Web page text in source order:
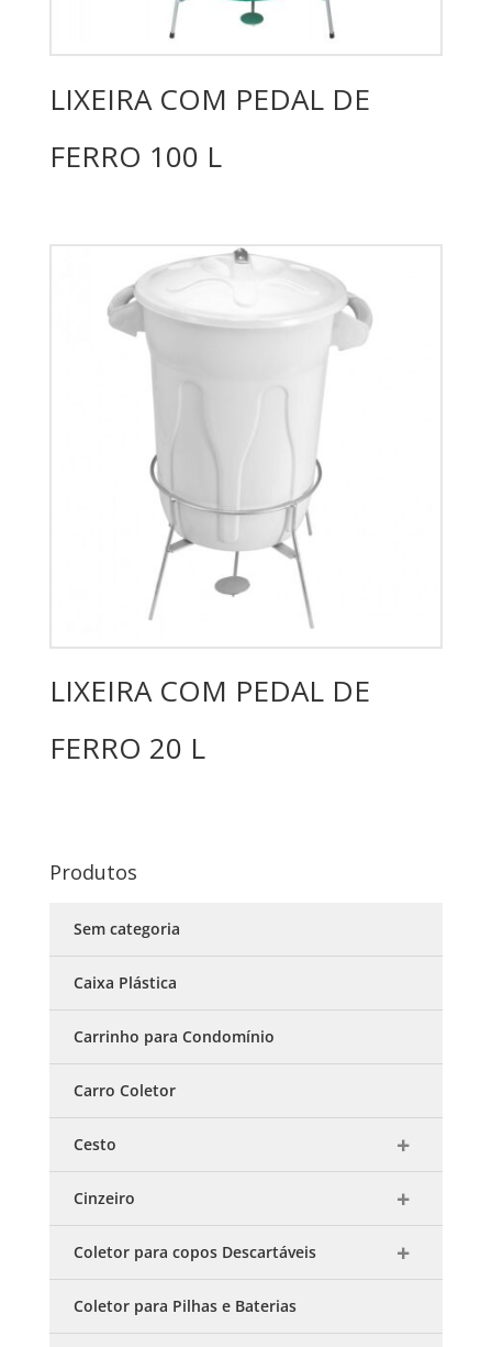
LIXEIRA COM PEDAL DE
FERRO 100 L
LIXEIRA COM PEDAL DE
FERRO 20 L
Produtos
Sem categoria
Caixa Plástica
Carrinho para Condomínio
Carro Coletor
Cesto
Cinzeiro
Coletor para copos Descartáveis
Coletor para Pilhas e Baterias